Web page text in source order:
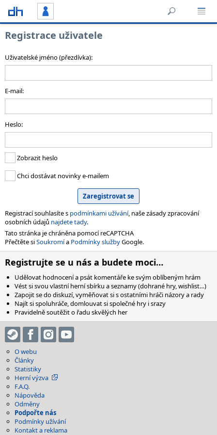
Registrace uživatele
Uživatelské jméno (přezdívka):
E-mail:
Heslo:
Zobrazit heslo
Chci dostávat novinky e-mailem
Registrací souhlasíte s podmínkami užívání, naše zásady zpracování
osobních údajů najdete tady.
Tato stránka je chráněna pomocí reCAPTCHA
Přečtěte siSoukromía Podmínky službyGoogle.
Registrujte se u nás a budete moci…
Udělovat hodnocení a psát komentáře ke svým oblíbeným hrám
Vést si svou vlastní herní sbírku a seznamy (dohrané hry, wishlist…)
Zapojit se do diskuzí, vyměňovat si s ostatními hráči názory a rady
Najít si spoluhráče, domlouvat si společné hry i srazy
Pravidelně soutěžit o řadu skvělých her
O webu
Články
Statistiky
Herní výzva
F.A.Q.
Nápověda
Odměny
Podpořte nás
Podmínky užívání
Kontakt a reklama